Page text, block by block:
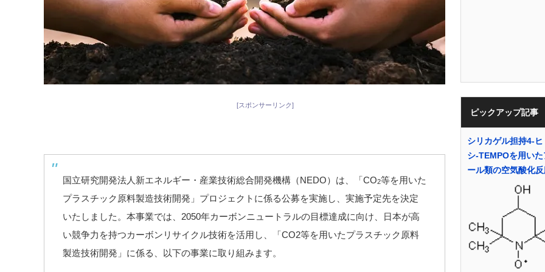
[スポンサーリンク]
国立研究開発法人新エネルギー・産業技術総合開発機構（NEDO）は、「CO2等を用いた
プラスチック原料製造技術開発」プロジェクトに係る公募を実施し、実施予定先を決定
いたしました。本事業では、2050年カーボンニュートラルの目標達成に向け、日本が高
い競争力を持つカーボンリサイクル技術を活用し、「CO2等を用いたプラスチック原料
製造技術開発」に係る、以下の事業に取り組みます。
ピックアップ記事
シリカゲル担持4-ヒ
シ-TEMPOを用いた
ール類の空気酸化